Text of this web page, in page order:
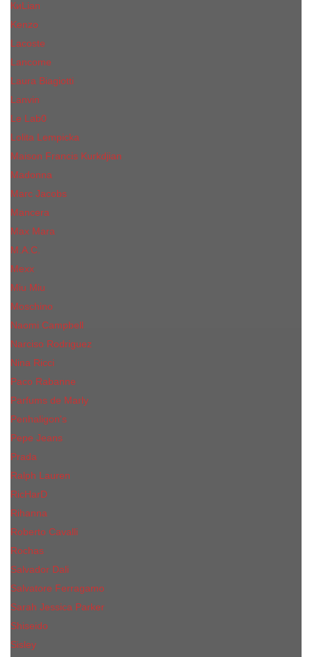
КиLian
Kenzo
Lacoste
Lancome
Laura Biagiotti
Lanvin
Lе Lab0
Lolita Lempicka
Maison Francis Kurkdjian
Madonna
Marc Jacobs
Mancera
Max Mara
M.А.C.
Mexx
Miu Miu
Mоsсhino
Naomi Campbell
Narciso Rodriguez
Nina Ricci
Paco Rabanne
Parfums de Marly
Penhaligon's
Pepe Jeans
Prada
Ralph Lauren
RicHarD
Rihanna
Roberto Cavalli
Rochas
Salvador Dali
Salvatore Ferragamo
Sarah Jessica Parker
Shiseido
Sisley